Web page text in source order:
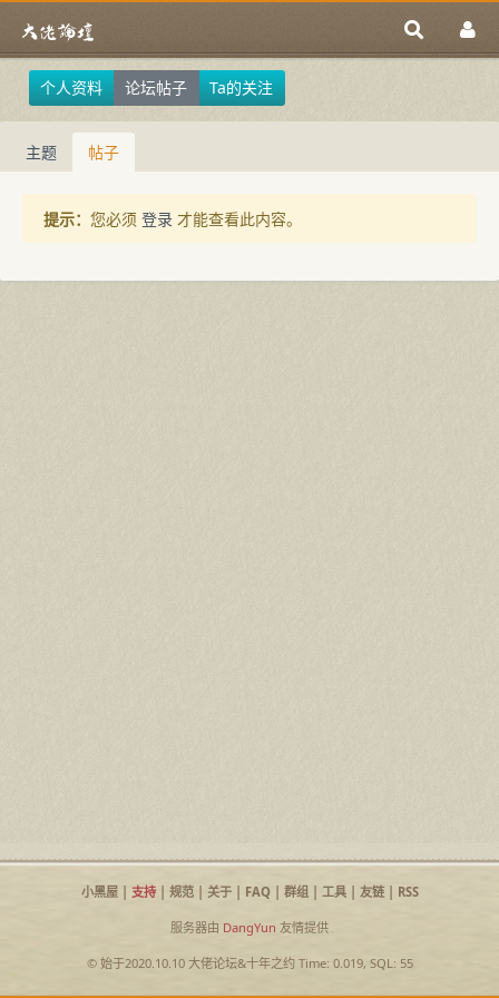
个人资料 论坛帖子 Ta的关注
主题 帖子
提示： 您必须 登录 才能查看此内容。
小黑屋| 支持| 规范| 关于| FAQ| 群组| 工具| 友链| RSS
服务器由 DangYun 友情提供
© 始于2020.10.10 大佬论坛&十年之约Time: 0.019, SQL: 55